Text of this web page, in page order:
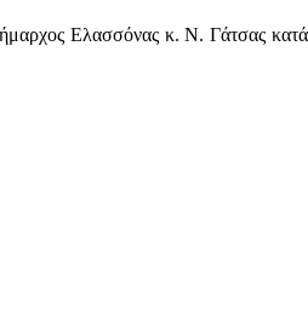
Ελασσόνας κ. Ν. Γάτσας